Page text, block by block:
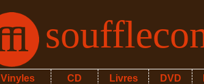
Vinyles CD Livres DVD